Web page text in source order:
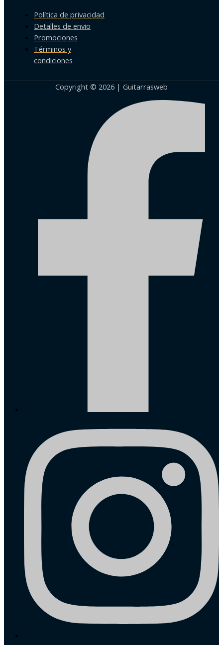
Política de privacidad
Detalles de envio
Promociones
Términos y
condiciones
Copyright © 2026 | Guitarrasweb